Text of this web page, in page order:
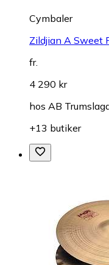
Cymbaler
Zildjian A Sweet
fr.
4 290 kr
hos AB
+13 butiker